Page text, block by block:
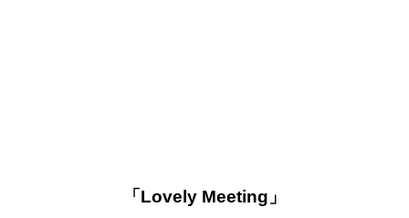
「Lovely Meeting」